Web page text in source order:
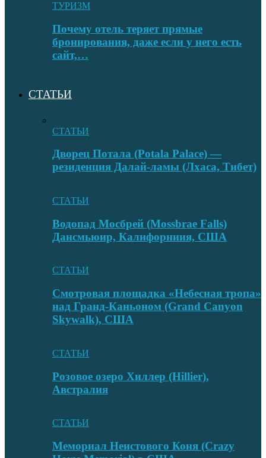
ТУРИЗМ
Почему отель теряет прямые
бронирования, даже если у него есть
сайт,…
СТАТЬИ
СТАТЬИ
Дворец Потала (Potala Palace) —
резиденция Далай-ламы (Лхаса, Тибет)
СТАТЬИ
Водопад Мосбрей (Mossbrae Falls)
Дансмьюир, Калифорниия, США
СТАТЬИ
Смотровая площадка «Небесная тропа»
над Гранд-Каньоном (Grand Canyon
Skywalk), США
СТАТЬИ
Розовое озеро Хиллер (Hillier),
Австралия
СТАТЬИ
Мемориал Неистового Коня (Crazy